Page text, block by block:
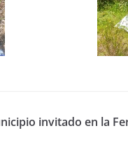
invitado en la